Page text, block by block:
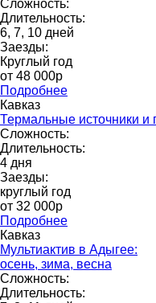
Сложность:
Длительность:
6, 7, 10 дней
Заезды:
Круглый год
от 48 000p
Подробнее
Кавказ
Термальные источники и
Сложность:
Длительность:
4 дня
Заезды:
круглый год
от 32 000p
Подробнее
Кавказ
Мультиактив в Адыгее:
осень, зима, весна
Сложность:
Длительность: